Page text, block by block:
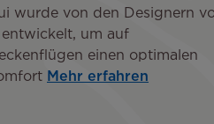
wurde von den Designern
entwickelt, um auf
einen optimalen
Mehr erfahren